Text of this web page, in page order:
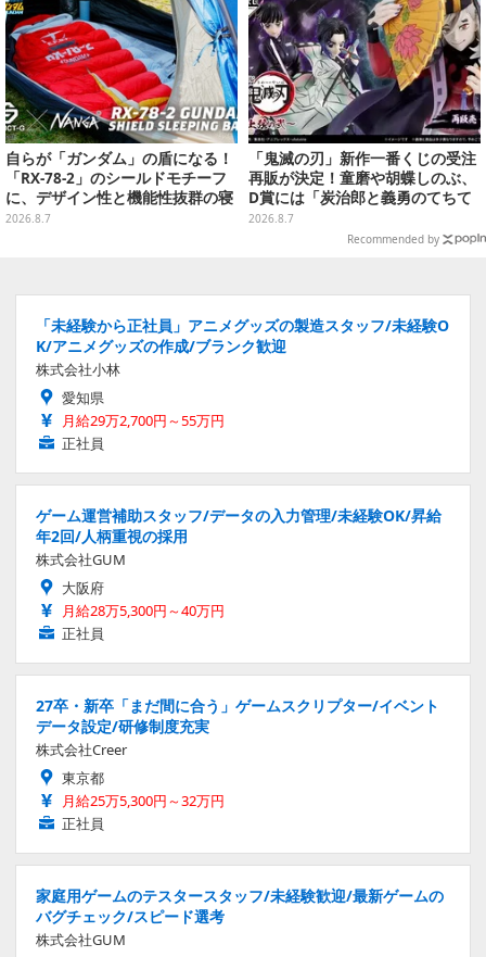
自らが「ガンダム」の盾になる！
「RX-78-2」のシールドモチーフ
に、デザイン性と機能性抜群の寝
袋がプレバンで2次予約
2026.8.7
「鬼滅の刃」新作一番くじの受注
再販が決定！童磨や胡蝶しのぶ、
D賞には「炭治郎と義勇のてちて
ちフィギュア」も
2026.8.7
Recommended by
「未経験から正社員」アニメグッズの製造スタッフ/未経験O
K/アニメグッズの作成/ブランク歓迎
株式会社小林
愛知県
月給29万2,700円～55万円
正社員
ゲーム運営補助スタッフ/データの入力管理/未経験OK/昇給
年2回/人柄重視の採用
株式会社GUM
大阪府
月給28万5,300円～40万円
正社員
27卒・新卒「まだ間に合う」ゲームスクリプター/イベント
データ設定/研修制度充実
株式会社Creer
東京都
月給25万5,300円～32万円
正社員
家庭用ゲームのテスタースタッフ/未経験歓迎/最新ゲームの
バグチェック/スピード選考
株式会社GUM